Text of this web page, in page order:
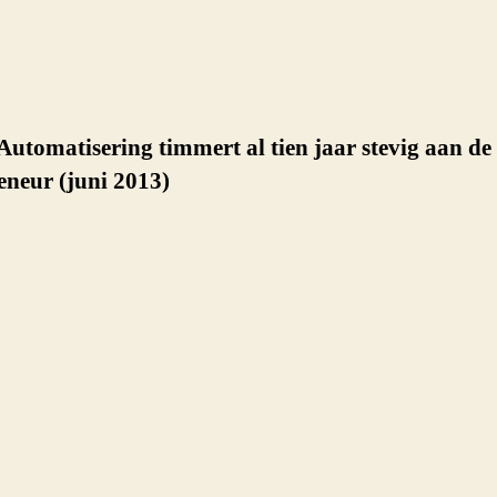
timmert al tien jaar stevig aan de
(juni 2013)